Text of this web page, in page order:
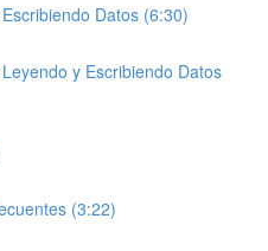
Datos (6:30)
y Escribiendo Datos
(3:22)